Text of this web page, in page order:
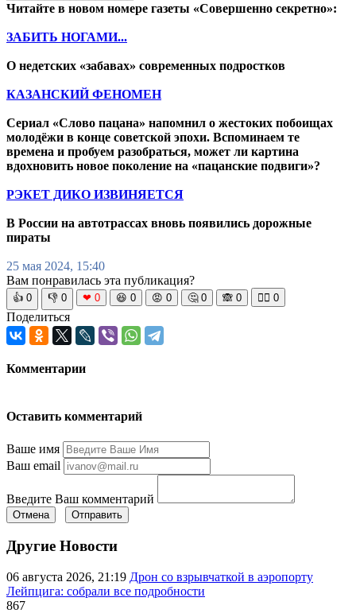
Читайте в новом номере газеты «Совершенно секретно»:
ЗАБИТЬ НОГАМИ...
О недетских «забавах» современных подростков
КАЗАНСКИЙ ФЕНОМЕН
Сериал «Слово пацана» напомнил о жестоких побоищах
молодёжи в конце советской эпохи. Вспоминаем те
времена и пробуем разобраться, может ли картина
вдохновить новое поколение на «пацанские подвиги»?
РЭКЕТ ДИКО ИЗВИНЯЕТСЯ
В России на автотрассах вновь появились дорожные
пираты
25 мая 2024, 15:40
Вам понравилась эта публикация?
👍 0 👎 0 ❤ 0 😆 0 😡 0 🤔 0 🙈 0 🧘‍♀️ 0
Поделиться
Комментарии
Оставить комментарий
Ваше имя
Ваш email
Введите Ваш комментарий
Отмена Отправить
Другие Новости
06 августа 2026, 21:19 Дрон со взрывчаткой в аэропорту
Лейпцига: собрали все подробности
867